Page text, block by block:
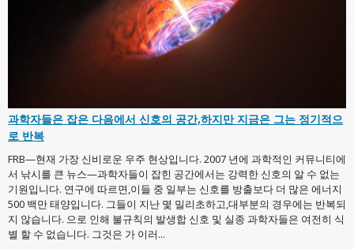
과학자들은 잡은 다음에서 신호의 공간,하지만 지금은 그는 정기적으
로 반복
FRB—현재 가장 신비로운 우주 현상입니다. 2007 년에 과학적인 커뮤니티에
서 낚시를 큰 뉴스—과학자들이 잡힌 공간에서는 강력한 신호의 알 수 없는
기원입니다. 연구에 따르면,이들 중 일부는 신호를 방출보다 더 많은 에너지
500 백만 태양입니다. 그들이 지난 몇 밀리초하고,대부분의 경우에는 반복되
지 않습니다. 으로 인해 불규칙의 발생합 신호 및 실종 과학자들은 여전히 식
별 할 수 없습니다. 그것은 가 이러...